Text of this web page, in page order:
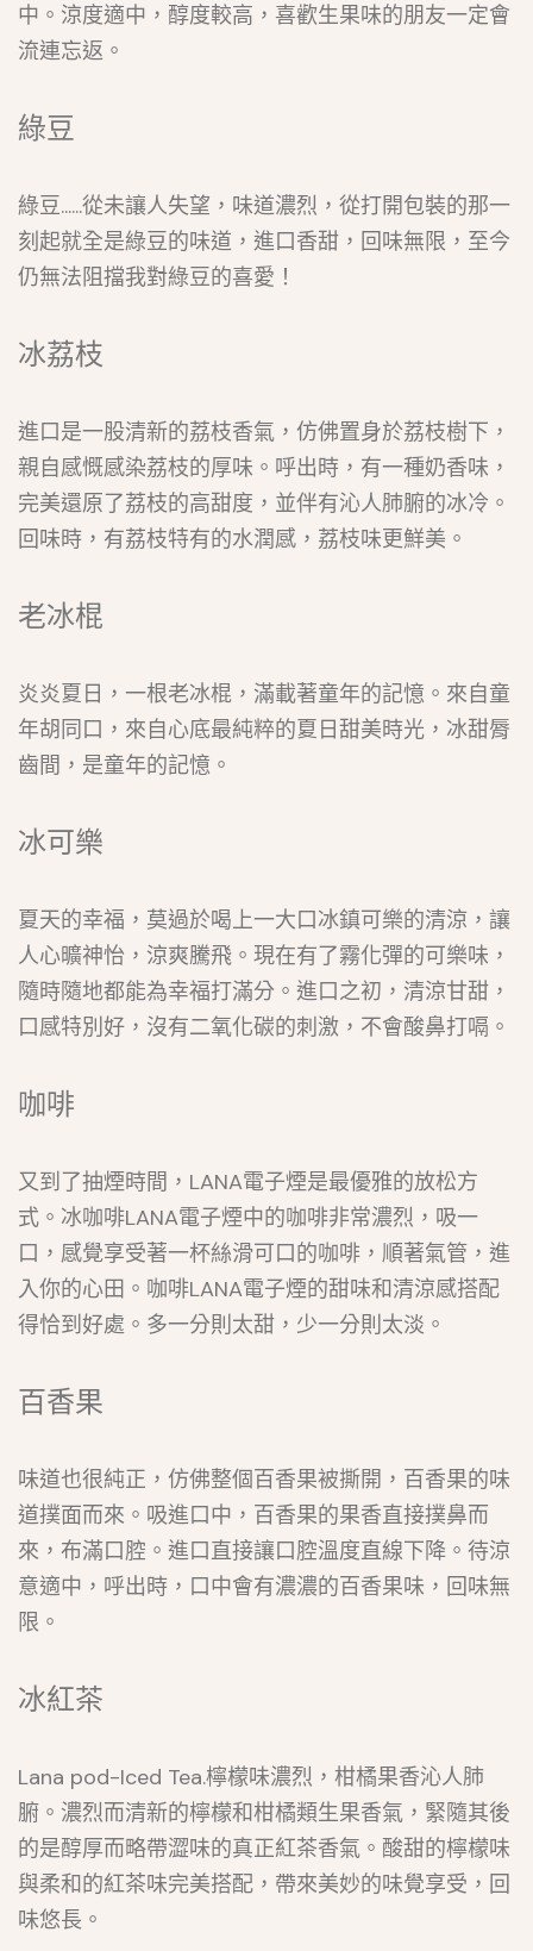
中。涼度適中，醇度較高，喜歡生果味的朋友一定會
流連忘返。
綠豆
綠豆......從未讓人失望，味道濃烈，從打開包裝的那一
刻起就全是綠豆的味道，進口香甜，回味無限，至今
仍無法阻擋我對綠豆的喜愛！
冰荔枝
進口是一股清新的荔枝香氣，仿佛置身於荔枝樹下，
親自感慨感染荔枝的厚味。呼出時，有一種奶香味，
完美還原了荔枝的高甜度，並伴有沁人肺腑的冰冷。
回味時，有荔枝特有的水潤感，荔枝味更鮮美。
老冰棍
炎炎夏日，一根老冰棍，滿載著童年的記憶。來自童
年胡同口，來自心底最純粹的夏日甜美時光，冰甜脣
齒間，是童年的記憶。
冰可樂
夏天的幸福，莫過於喝上一大口冰鎮可樂的清涼，讓
人心曠神怡，涼爽騰飛。現在有了霧化彈的可樂味，
隨時隨地都能為幸福打滿分。進口之初，清涼甘甜，
口感特別好，沒有二氧化碳的刺激，不會酸鼻打嗝。
咖啡
又到了抽煙時間，LANA電子煙是最優雅的放松方
式。冰咖啡LANA電子煙中的咖啡非常濃烈，吸一
口，感覺享受著一杯絲滑可口的咖啡，順著氣管，進
入你的心田。咖啡LANA電子煙的甜味和清涼感搭配
得恰到好處。多一分則太甜，少一分則太淡。
百香果
味道也很純正，仿佛整個百香果被撕開，百香果的味
道撲面而來。吸進口中，百香果的果香直接撲鼻而
來，布滿口腔。進口直接讓口腔溫度直線下降。待涼
意適中，呼出時，口中會有濃濃的百香果味，回味無
限。
冰紅茶
Lana pod-Iced Tea.檸檬味濃烈，柑橘果香沁人肺
腑。濃烈而清新的檸檬和柑橘類生果香氣，緊隨其後
的是醇厚而略帶澀味的真正紅茶香氣。酸甜的檸檬味
與柔和的紅茶味完美搭配，帶來美妙的味覺享受，回
味悠長。